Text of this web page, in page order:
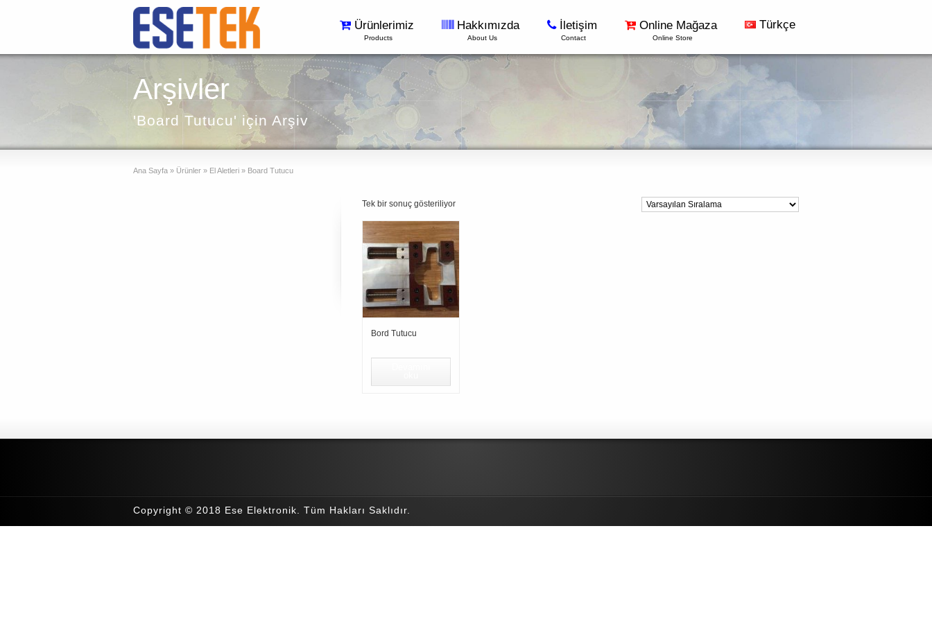
Ürünlerimiz
Products
Hakkımızda
About Us
İletişim
Contact
Online Mağaza
Online Store
Türkçe
Arşivler
'Board Tutucu' için Arşiv
Ana Sayfa » Ürünler » El Aletleri » Board Tutucu
Tek bir sonuç gösteriliyor
Bord Tutucu
Copyright © 2018 Ese Elektronik. Tüm Hakları Saklıdır.